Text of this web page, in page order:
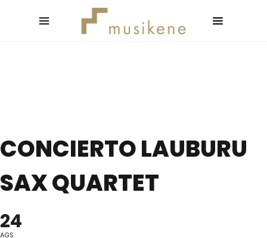
CONCIERTO LAUBURU
SAX QUARTET
24
AGS